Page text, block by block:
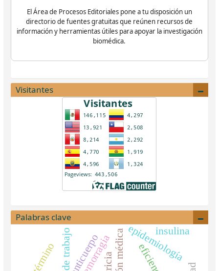
El Área de Procesos Editoriales pone a tu disposición un
directorio de fuentes gratuitas que reúnen recursos de
información y herramientas útiles para apoyar la investigación
biomédica.
Visitantes
Palabras clave
hemorragia epidemiología
anticuerpo
insulina